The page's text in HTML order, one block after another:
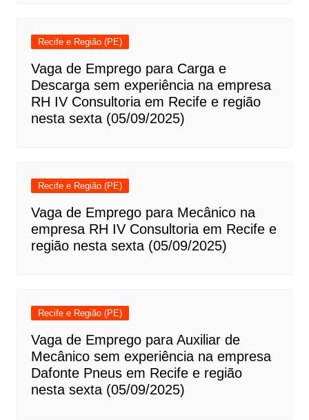
Recife e Região (PE)
Vaga de Emprego para Carga e
Descarga sem experiência na empresa
RH IV Consultoria em Recife e região
nesta sexta (05/09/2025)
Recife e Região (PE)
Vaga de Emprego para Mecânico na
empresa RH IV Consultoria em Recife e
região nesta sexta (05/09/2025)
Recife e Região (PE)
Vaga de Emprego para Auxiliar de
Mecânico sem experiência na empresa
Dafonte Pneus em Recife e região
nesta sexta (05/09/2025)